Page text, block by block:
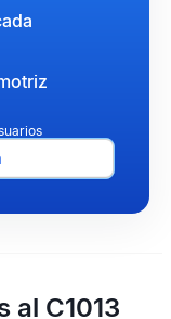
al C1013